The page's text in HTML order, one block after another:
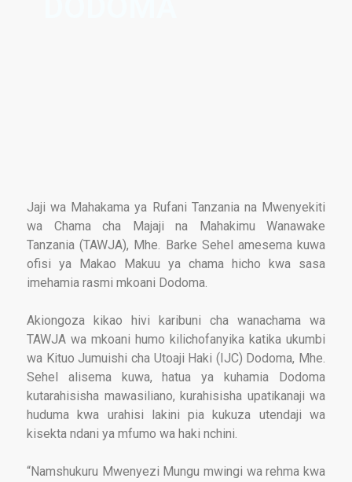
Jaji wa Mahakama ya Rufani Tanzania na Mwenyekiti
wa Chama cha Majaji na Mahakimu Wanawake
Tanzania (TAWJA), Mhe. Barke Sehel amesema kuwa
ofisi ya Makao Makuu ya chama hicho kwa sasa
imehamia rasmi mkoani Dodoma.
Akiongoza kikao hivi karibuni cha wanachama wa
TAWJA wa mkoani humo kilichofanyika katika ukumbi
wa Kituo Jumuishi cha Utoaji Haki (IJC) Dodoma, Mhe.
Sehel alisema kuwa, hatua ya kuhamia Dodoma
kutarahisisha mawasiliano, kurahisisha upatikanaji wa
huduma kwa urahisi lakini pia kukuza utendaji wa
kisekta ndani ya mfumo wa haki nchini.
“Namshukuru Mwenyezi Mungu mwingi wa rehma kwa